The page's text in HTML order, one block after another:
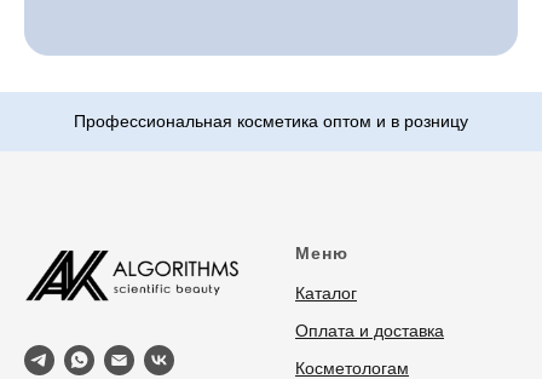
Меню
Каталог
Оплата и доставка
Косметологам